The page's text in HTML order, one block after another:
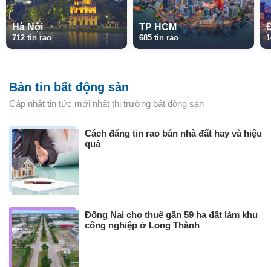
Hà Nội
712 tin rao
TP HCM
685 tin rao
Bản tin bất động sản
Cập nhật tin tức mới nhất thị trường bất động sản
Cách đăng tin rao bán nhà đất hay và hiệu
quả
Đồng Nai cho thuê gần 59 ha đất làm khu
công nghiệp ở Long Thành